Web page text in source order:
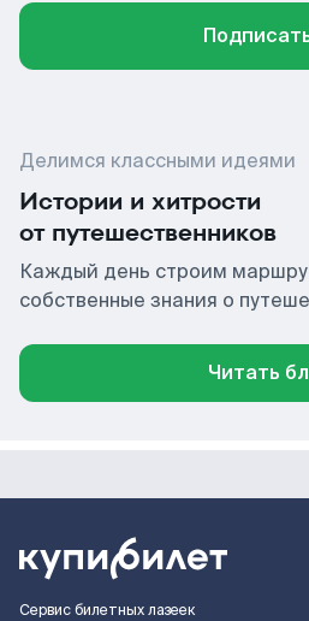
Делимся классными идеями
Истории и хитрости
от путешественников
Каждый день строим
собственные знания о
Читать
Сервис билетных лазеек